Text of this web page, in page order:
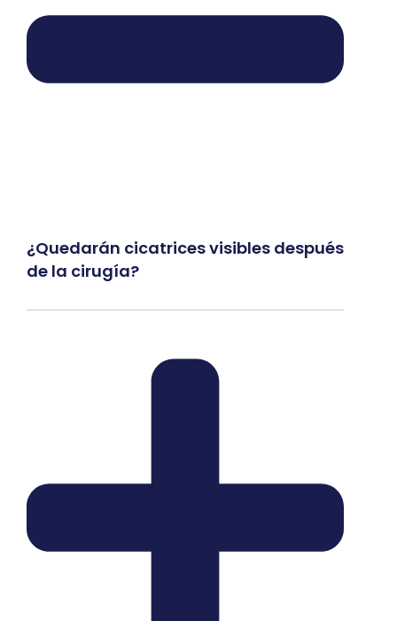
¿Quedarán cicatrices visibles después
de la cirugía?